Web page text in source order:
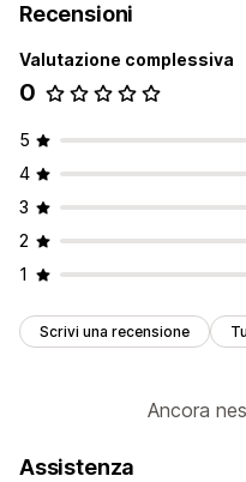
Recensioni
Valutazione complessiva
0
5
4
3
2
1
Scrivi una recensione
Ancora
Assistenza